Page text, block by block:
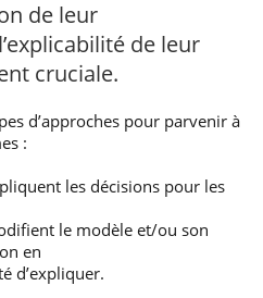
Spécialisé
Brochures &
contacts
Événements des
formations de
de leur
de leur
cruciale.
d’approches pour parvenir à
:
les décisions pour les
le modèle et/ou son
en
d’expliquer.